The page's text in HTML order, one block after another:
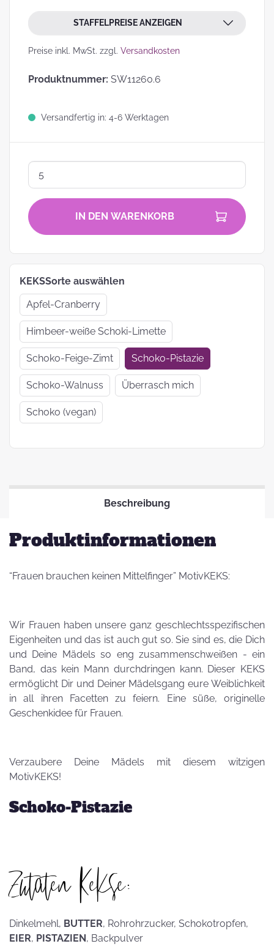
STAFFELPREISE ANZEIGEN
Preise inkl. MwSt. zzgl. Versandkosten
Produktnummer: SW11260.6
Versandfertig in: 4-6 Werktagen
IN DEN WARENKORB
KEKSSorte auswählen
Apfel-Cranberry
Himbeer-weiße Schoki-Limette
Schoko-Feige-Zimt Schoko-Pistazie
Schoko-Walnuss Überrasch mich
Schoko (vegan)
Beschreibung
Produktinformationen
“Frauen brauchen keinen Mittelfinger” MotivKEKS:
Wir Frauen haben unsere ganz geschlechtsspezifischen
Eigenheiten und das ist auch gut so. Sie sind es, die Dich
und Deine Mädels so eng zusammenschweißen - ein
Band, das kein Mann durchdringen kann. Dieser KEKS
ermöglicht Dir und Deiner Mädelsgang eure Weiblichkeit
in all ihren Facetten zu feiern. Eine süße, originelle
Geschenkidee für Frauen.
Verzaubere Deine Mädels mit diesem witzigen
MotivKEKS!
Schoko-Pistazie
Zutaten Kekse:
Dinkelmehl, BUTTER, Rohrohrzucker, Schokotropfen,
EIER, PISTAZIEN, Backpulver